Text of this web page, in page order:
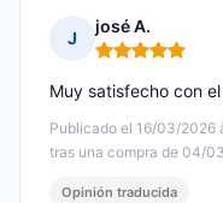
J
josé A.
Nota: 5 de 5
Publicado el 16/03/2026
tras una compra de 04/
Muy satisfecho con
Opinión traducida